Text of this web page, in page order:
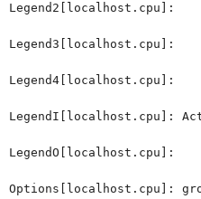
Legend2[localhost.cpu]:
Legend3[localhost.cpu]:
Legend4[localhost.cpu]:
LegendI[localhost.cpu]:
LegendO[localhost.cpu]:
Options[localhost.cpu]: